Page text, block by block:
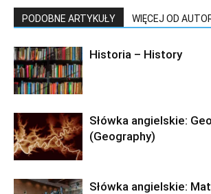
PODOBNE ARTYKUŁY WIĘCEJ OD
Historia – History
Słówka angielskie:
(Geography)
Słówka angielskie: